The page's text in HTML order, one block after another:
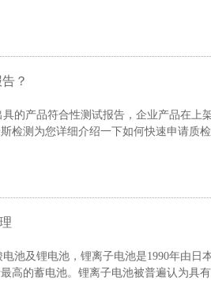
？
的产品符合性测试报告，企业产品在上
检测为您详细介绍一下如何快速申请质检
池及锂电池，锂离子电池是1990年由日
高的蓄电池。锂离子电池被普遍认为具